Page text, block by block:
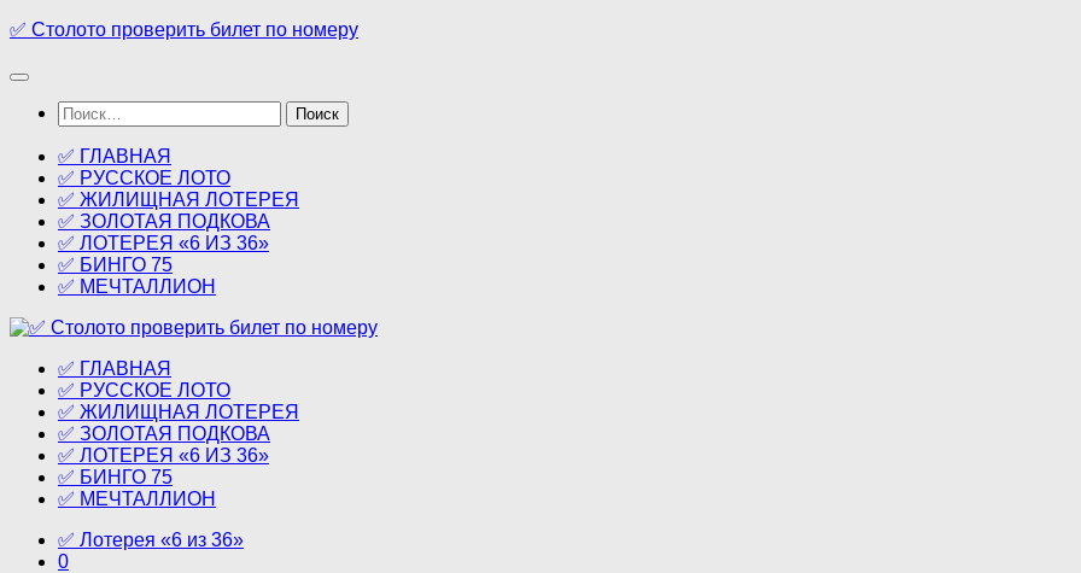
Перейти
содержимому
✅ Столото проверить билет по номеру
Найти:
✅ ГЛАВНАЯ
✅ РУССКОЕ ЛОТО
✅ ЖИЛИЩНАЯ ЛОТЕРЕЯ
✅ ЗОЛОТАЯ ПОДКОВА
✅ ЛОТЕРЕЯ «6 ИЗ 36»
✅ БИНГО 75
✅ МЕЧТАЛЛИОН
✅ ГЛАВНАЯ
✅ РУССКОЕ ЛОТО
✅ ЖИЛИЩНАЯ ЛОТЕРЕЯ
✅ ЗОЛОТАЯ ПОДКОВА
✅ ЛОТЕРЕЯ «6 ИЗ 36»
✅ БИНГО 75
✅ МЕЧТАЛЛИОН
✅ Лотерея «6 из 36»
0